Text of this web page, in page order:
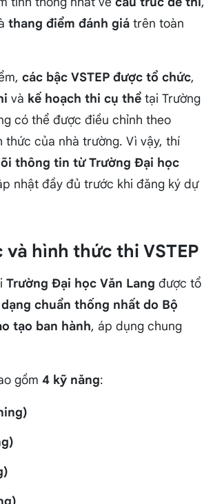
thang điểm đánh giá trên toàn
các bậc VSTEP được tổ chức,
và kế hoạch thi cụ thể tại Trường
có thể được điều chỉnh theo
thức của nhà trường. Vì vậy, thí
thông tin từ Trường Đại học
nhật đầy đủ trước khi đăng ký dự
và hình thức thi VSTEP
Trường Đại học Văn Lang được tổ
chuẩn thống nhất do Bộ
tạo ban hành, áp dụng chung
gồm 4 kỹ năng: